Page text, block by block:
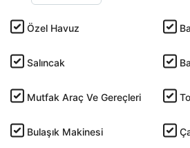
Özel Havuz
Salıncak
Mutfak Araç Ve Gereçleri
Bulaşık Makinesi